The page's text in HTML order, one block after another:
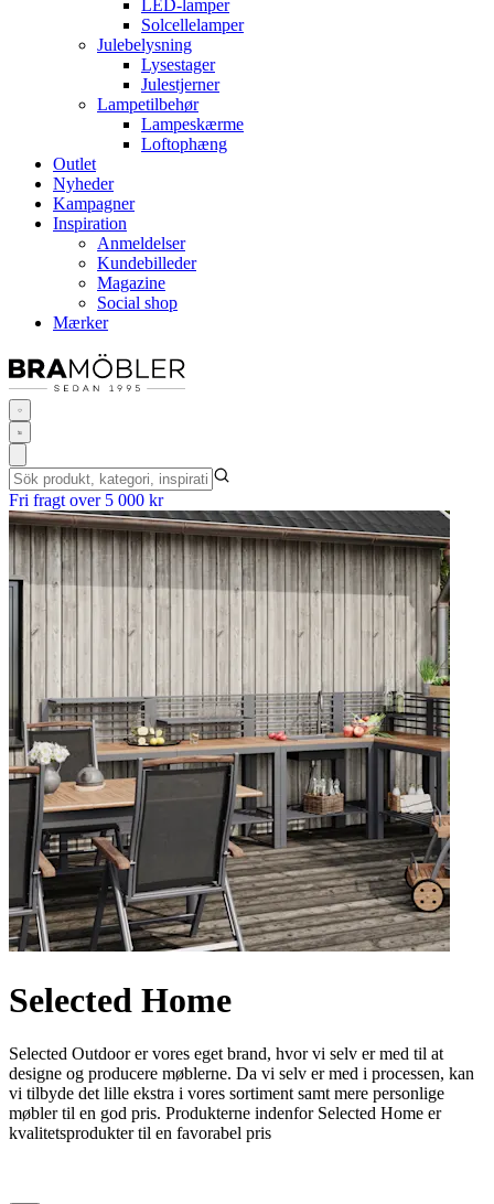
LED-lamper
Solcellelamper
Julebelysning
Lysestager
Julestjerner
Lampetilbehør
Lampeskærme
Loftophæng
Outlet
Nyheder
Kampagner
Inspiration
Anmeldelser
Kundebilleder
Magazine
Social shop
Mærker
Fri fragt over 5 000 kr
Selected Home
Selected Outdoor er vores eget brand, hvor vi selv er med til at
designe og producere møblerne. Da vi selv er med i processen, kan
vi tilbyde det lille ekstra i vores sortiment samt mere personlige
møbler til en god pris. Produkterne indenfor Selected Home er
kvalitetsprodukter til en favorabel pris